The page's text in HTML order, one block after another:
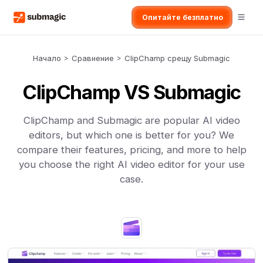
Опитайте безплатно
Начало > Сравнение > ClipChamp срещу Submagic
ClipChamp VS Submagic
ClipChamp and Submagic are popular AI video
editors, but which one is better for you? We
compare their features, pricing, and more to help
you choose the right AI video editor for your use
case.